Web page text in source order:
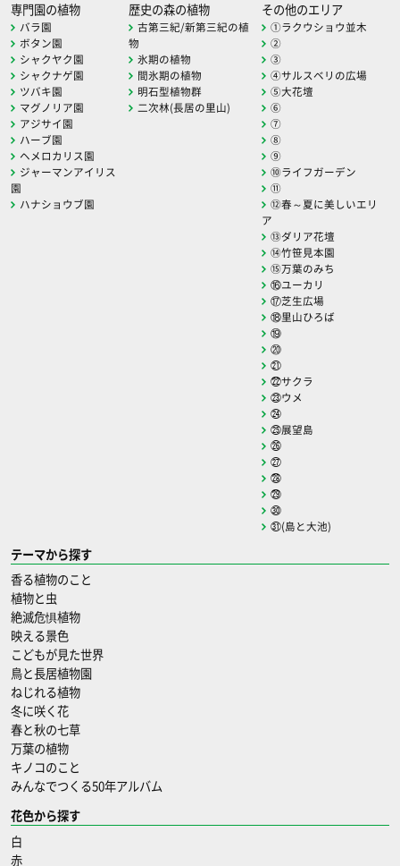
専門園の植物
バラ園
ボタン園
シャクヤク園
シャクナゲ園
ツバキ園
マグノリア園
アジサイ園
ハーブ園
ヘメロカリス園
ジャーマンアイリス
園
ハナショウブ園
歴史の森の植物
古第三紀/新第三紀の植
物
氷期の植物
間氷期の植物
明石型植物群
二次林(長居の里山)
その他のエリア
①ラクウショウ並木
②
③
④サルスベリの広場
⑤大花壇
⑥
⑦
⑧
⑨
⑩ライフガーデン
⑪
⑫春～夏に美しいエリ
ア
⑬ダリア花壇
⑭竹笹見本園
⑮万葉のみち
⑯ユーカリ
⑰芝生広場
⑱里山ひろば
⑲
⑳
㉑
㉒サクラ
㉓ウメ
㉔
㉕展望島
㉖
㉗
㉘
㉙
㉚
㉛(島と大池)
テーマから探す
香る植物のこと
植物と虫
絶滅危惧植物
映える景色
こどもが見た世界
鳥と長居植物園
ねじれる植物
冬に咲く花
春と秋の七草
万葉の植物
キノコのこと
みんなでつくる50年アルバム
花色から探す
白
赤